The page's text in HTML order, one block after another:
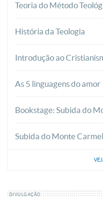
Teoria do Método
História da Teologia
Introdução ao
As 5 linguagens do amor
Bookstage: Subida do
Subida do Monte
DIVULGAÇÃO